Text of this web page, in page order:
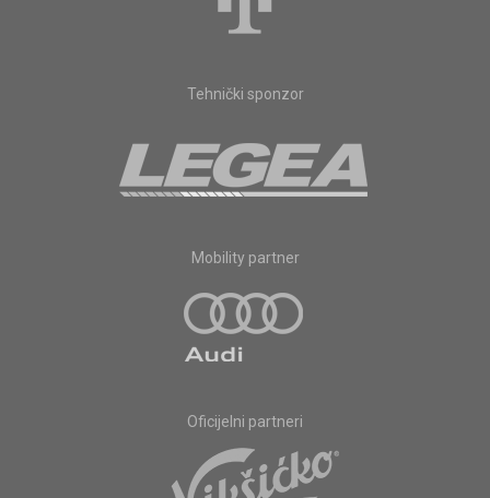
Tehnički sponzor
Mobility partner
Oficijelni partneri